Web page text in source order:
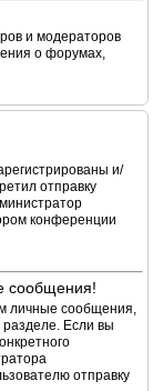
и модераторов
о форумах,
и/
отправку
конференции
сообщения!
личные сообщения,
Если вы
отправку